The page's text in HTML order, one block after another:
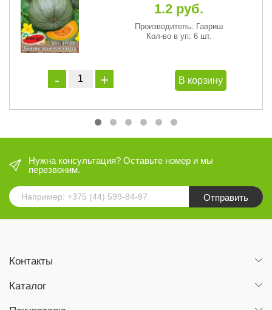
1.2 руб.
Производитель: Гавриш
Кол-во в уп: 6 шт.
В корзину
Нужна консультация? Оставьте номер и мы
перезвоним.
Отправить
Контакты
Каталог